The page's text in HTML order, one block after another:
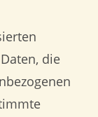
die